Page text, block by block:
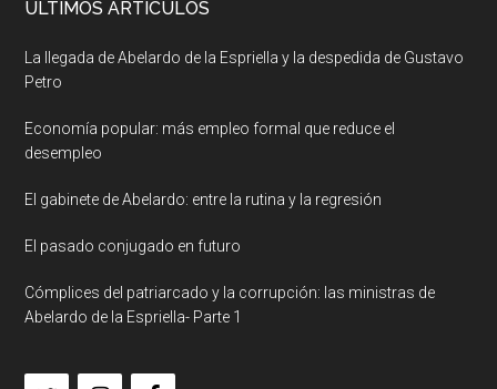
ULTIMOS ARTICULOS
La llegada de Abelardo de la Espriella y la despedida de Gustavo
Petro
Economía popular: más empleo formal que reduce el
desempleo
El gabinete de Abelardo: entre la rutina y la regresión
El pasado conjugado en futuro
Cómplices del patriarcado y la corrupción: las ministras de
Abelardo de la Espriella- Parte 1